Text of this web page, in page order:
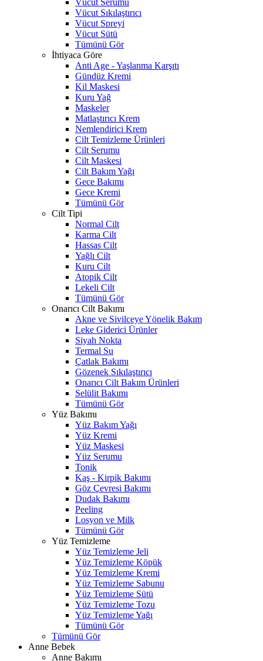
Vücut Serumu
Vücut Sıkılaştırıcı
Vücut Spreyi
Vücut Sütü
Tümünü Gör
İhtiyaca Göre
Anti Age - Yaşlanma Karşıtı
Gündüz Kremi
Kil Maskesi
Kuru Yağ
Maskeler
Matlaştırıcı Krem
Nemlendirici Krem
Cilt Temizleme Ürünleri
Cilt Serumu
Cilt Maskesi
Cilt Bakım Yağı
Gece Bakımı
Gece Kremi
Tümünü Gör
Cilt Tipi
Normal Cilt
Karma Cilt
Hassas Cilt
Yağlı Cilt
Kuru Cilt
Atopik Cilt
Lekeli Cilt
Tümünü Gör
Onarıcı Cilt Bakımı
Akne ve Sivilceye Yönelik Bakım
Leke Giderici Ürünler
Siyah Nokta
Termal Su
Çatlak Bakımı
Gözenek Sıkılaştırıcı
Onarıcı Cilt Bakım Ürünleri
Selülit Bakımı
Tümünü Gör
Yüz Bakımı
Yüz Bakım Yağı
Yüz Kremi
Yüz Maskesi
Yüz Serumu
Tonik
Kaş - Kirpik Bakımı
Göz Çevresi Bakımı
Dudak Bakımı
Peeling
Losyon ve Milk
Tümünü Gör
Yüz Temizleme
Yüz Temizleme Jeli
Yüz Temizleme Köpük
Yüz Temizleme Kremi
Yüz Temizleme Sabunu
Yüz Temizleme Sütü
Yüz Temizleme Tozu
Yüz Temizleme Yağı
Tümünü Gör
Tümünü Gör
Anne Bebek
Anne Bakımı